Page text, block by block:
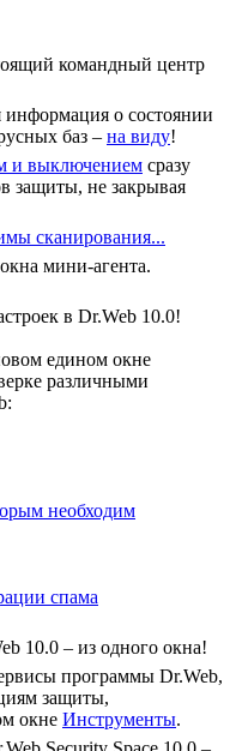
командный центр
информация о состоянии
баз – на виду!
и выключением сразу
защиты, не закрывая
сканирования...
мини-агента.
в Dr.Web 10.0!
едином окне
различными
необходим
спама
10.0 – из одного окна!
программы Dr.Web,
защиты,
окне Инструменты.